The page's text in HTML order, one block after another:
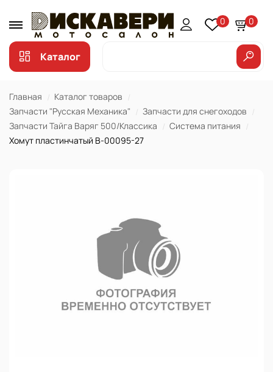
0 0
Каталог
Главная
Каталог товаров
Запчасти "Русская Механика"
Запчасти для снегоходов
Запчасти Тайга Варяг 500/Классика
Система питания
Хомут пластинчатый В-00095-27